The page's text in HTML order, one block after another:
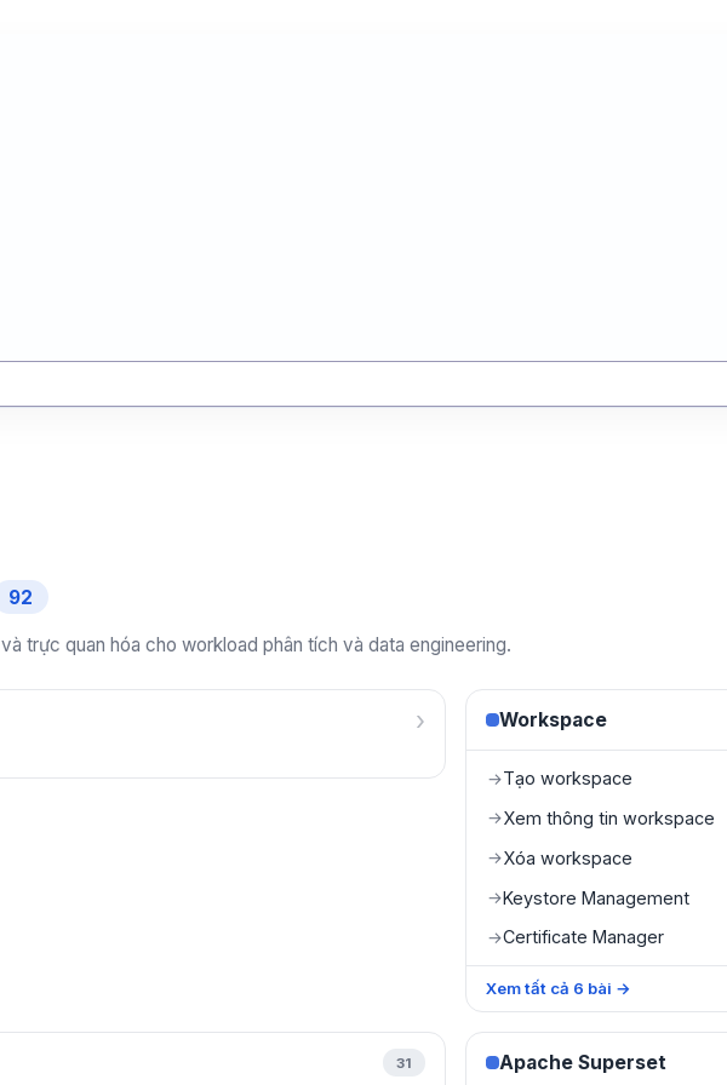
92
trực quan hóa cho workload phân tích và data engineering.
› Workspace
→Tạo workspace
→Xem thông tin workspace
→Xóa workspace
→Keystore Management
→Certificate Manager
Xem tất cả 6 bài →
31 Apache Superset